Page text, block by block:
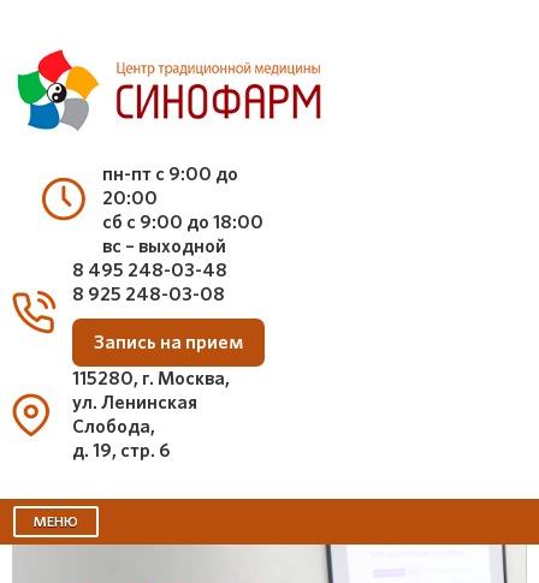
пн-пт с 9:00 до
20:00
сб с 9:00 до 18:00
вс – выходной
8 495 248-03-48
8 925 248-03-08
Запись на прием
115280, г. Москва,
ул. Ленинская
Слобода,
д. 19, стр. 6
МЕНЮ